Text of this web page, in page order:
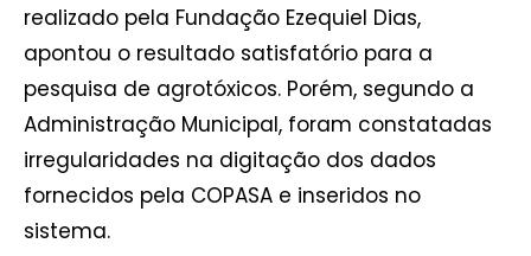
realizado pela Fundação Ezequiel Dias,
apontou o resultado satisfatório para a
pesquisa de agrotóxicos. Porém, segundo a
Administração Municipal, foram constatadas
irregularidades na digitação dos dados
fornecidos pela COPASA e inseridos no
sistema.